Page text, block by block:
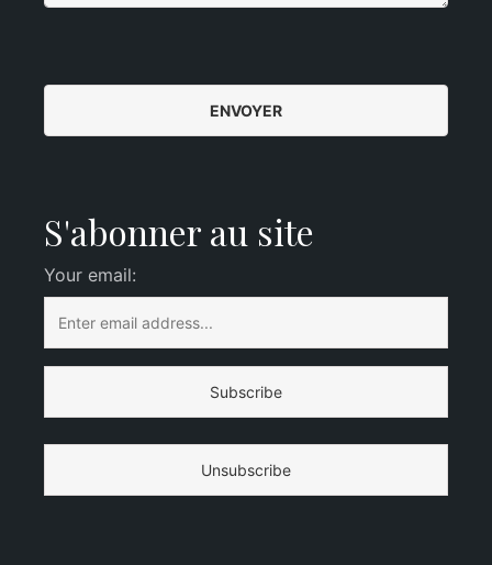
S'abonner au site
Your email: